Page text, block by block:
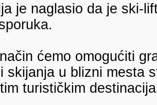
je naglasio da je ski-
ćemo omogućiti
skijanja u blizni mesta
turističkim